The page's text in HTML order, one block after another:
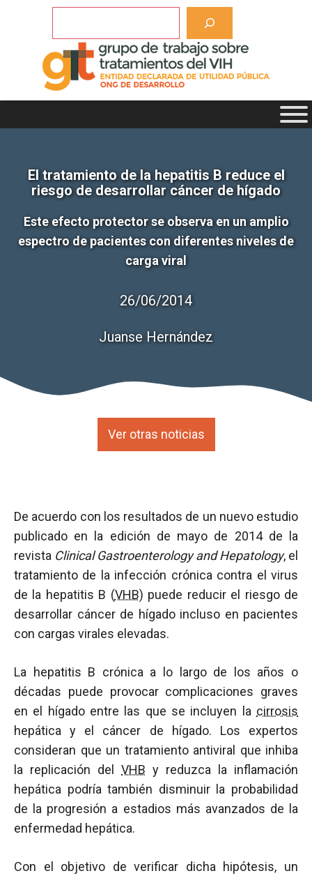
El tratamiento de la hepatitis B reduce el
riesgo de desarrollar cáncer de hígado
Este efecto protector se observa en un amplio
espectro de pacientes con diferentes niveles de
carga viral
26/06/2014
Juanse Hernández
Ver otras noticias
De acuerdo con los resultados de un nuevo estudio
publicado en la edición de mayo de 2014 de la
revista Clinical Gastroenterology and Hepatology, el
tratamiento de la infección crónica contra el virus
de la hepatitis B (VHB) puede reducir el riesgo de
desarrollar cáncer de hígado incluso en pacientes
con cargas virales elevadas.
La hepatitis B crónica a lo largo de los años o
décadas puede provocar complicaciones graves
en el hígado entre las que se incluyen la cirrosis
hepática y el cáncer de hígado. Los expertos
consideran que un tratamiento antiviral que inhiba
la replicación del VHB y reduzca la inflamación
hepática podría también disminuir la probabilidad
de la progresión a estadios más avanzados de la
enfermedad hepática.
Con el objetivo de verificar dicha hipótesis, un